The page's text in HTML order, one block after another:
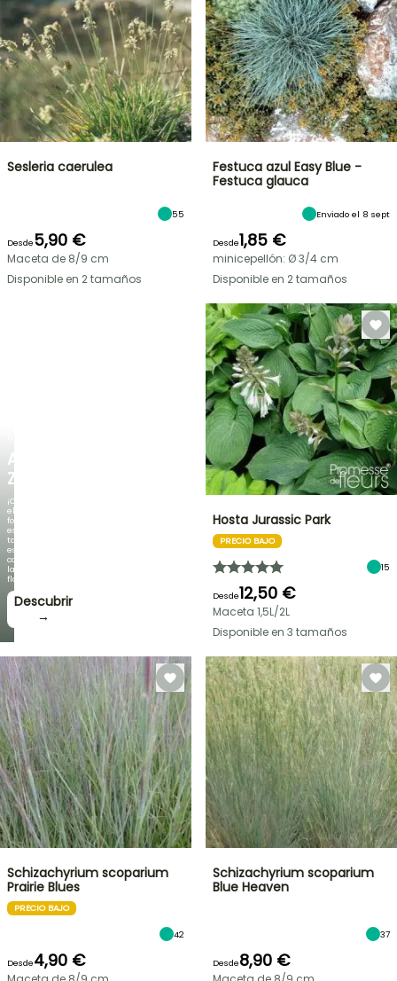
AGAPANTHUS
ZAMBEZI
¡Cuando
el
follaje
es
tan
espectacular
como
la
floración!
Descubrir
→
Sesleria caerulea
55
Desde5,90 €
Maceta de 8/9 cm
Disponible en 2 tamaños
Festuca azul Easy Blue -
Festuca glauca
Enviado el 8 sept
Desde1,85 €
minicepellón: Ø 3/4 cm
Disponible en 2 tamaños
Hosta Jurassic Park
PRECIO BAJO
15
Desde12,50 €
Maceta 1,5L/2L
Disponible en 3 tamaños
Schizachyrium scoparium
Prairie Blues
PRECIO BAJO
42
Desde4,90 €
Schizachyrium scoparium
Blue Heaven
37
Desde8,90 €